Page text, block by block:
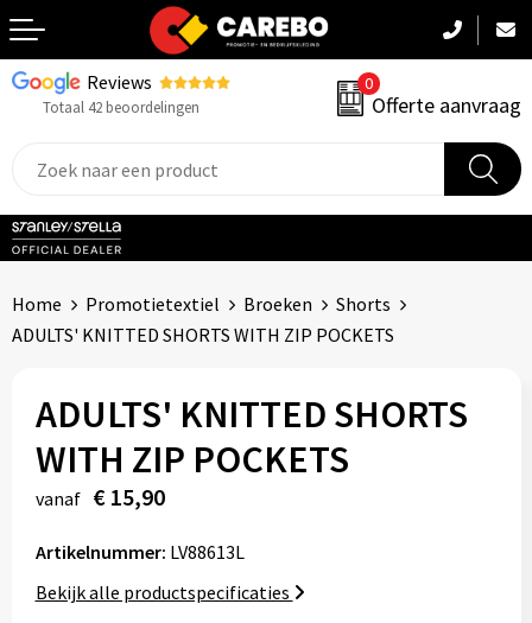
Reviews
Totaal 42 beoordelingen
0
Offerte aanvraag
Terug
Sportkleding
Kinderkleding
Tassen
Home Promotietextiel Broeken
Shorts
ADULTS' KNITTED SHORTS WITH ZIP POCKETS
ADULTS' KNITTED SHORTS
WITH ZIP POCKETS
vanaf € 15,90
Artikelnummer: LV88613L
Bekijk alle productspecificaties